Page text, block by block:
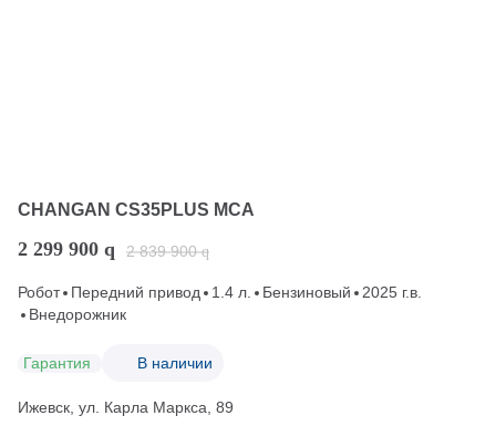
CHANGAN CS35PLUS MCA
2 299 900 q 2 839 900 q
Робот Передний привод 1.4 л. Бензиновый
2025 г.в.
Внедорожник
Гарантия В наличии
Ижевск, ул. Карла Маркса, 89